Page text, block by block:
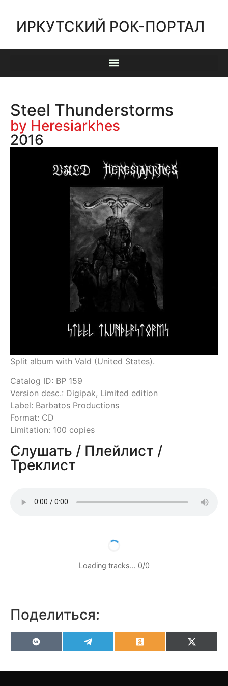
ИРКУТСКИЙ РОК-ПОРТАЛ
Steel Thunderstorms
by Heresiarkhes
2016
Split album with Vald (United States).
Catalog ID: BP 159
Version desc.: Digipak, Limited edition
Label: Barbatos Productions
Format: CD
Limitation: 100 copies
Слушать / Плейлист /
Треклист
Loading tracks… 0/0
Поделиться:
VK OdnoklassnikiX